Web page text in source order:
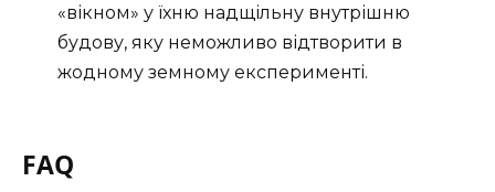
«вікном» у їхню надщільну внутрішню
будову, яку неможливо відтворити в
жодному земному експерименті.
FAQ